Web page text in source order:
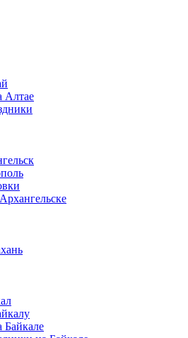
Алтае